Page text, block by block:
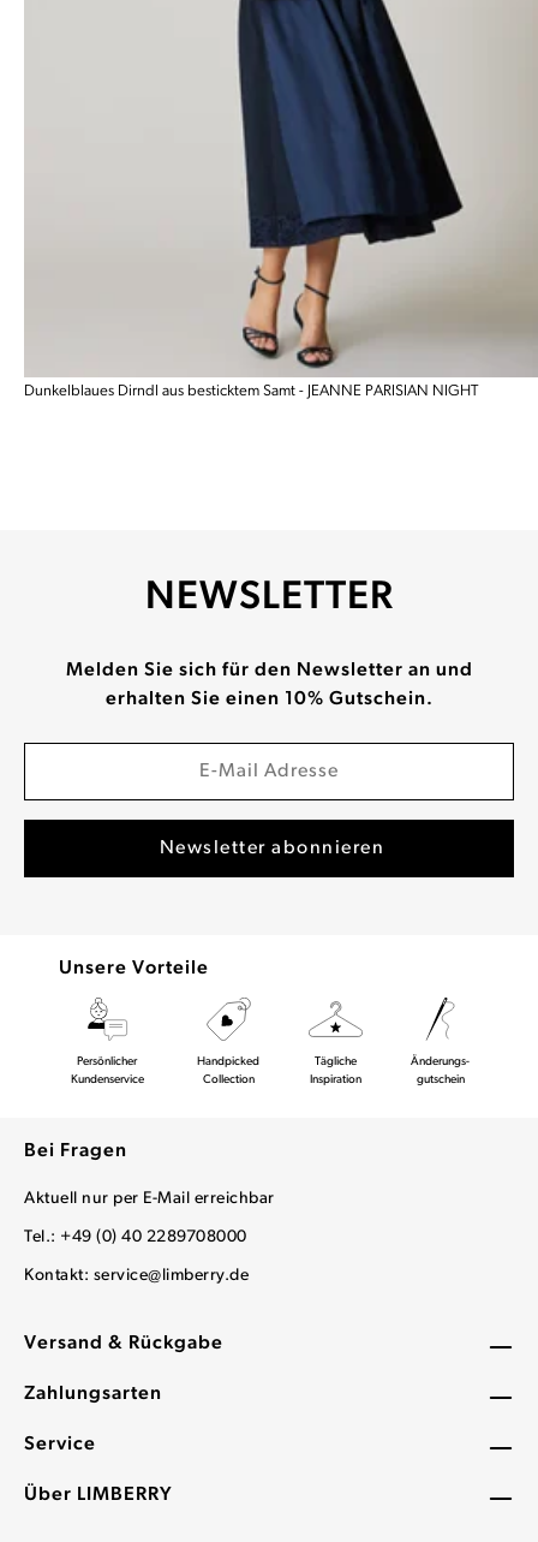
Dunkelblaues Dirndl aus besticktem Samt - JEANNE PARISIAN NIGHT
Versand & Rückgabe
Zahlungsarten
Service
Über LIMBERRY
NEWSLETTER
Melden Sie sich für den Newsletter an und
erhalten Sie einen 10% Gutschein.
Unsere Vorteile
Persönlicher
Kundenservice
Handpicked
Collection
Tägliche
Inspiration
Änderungs-
gutschein
Bei Fragen
Aktuell nur per E-Mail erreichbar
Tel.: +49 (0) 40 2289708000
Kontakt: service@limberry.de